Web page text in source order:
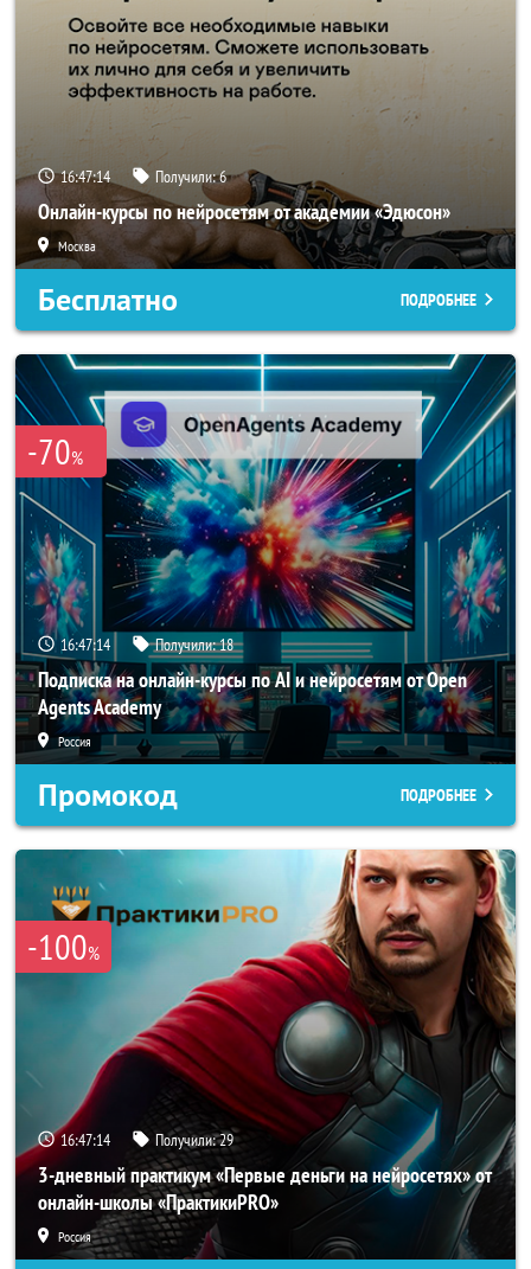
16:47:14 Получили:6
Онлайн-курсы по нейросетям от академии «Эдюсон»
Москва
Бесплатно ПОДРОБНЕЕ
-70%
16:47:14 Получили:18
Подписка на онлайн-курсы по AI и нейросетям от Open
Agents Academy
Россия
Промокод ПОДРОБНЕЕ
-100%
16:47:14 Получили:29
3-дневный практикум «Первые деньги на нейросетях» от
онлайн-школы «ПрактикиPRO»
Россия